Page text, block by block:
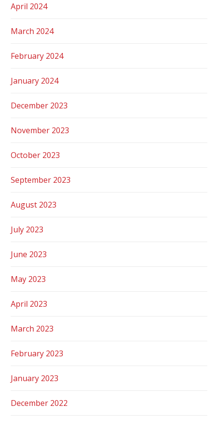
April 2024
March 2024
February 2024
January 2024
December 2023
November 2023
October 2023
September 2023
August 2023
July 2023
June 2023
May 2023
April 2023
March 2023
February 2023
January 2023
December 2022